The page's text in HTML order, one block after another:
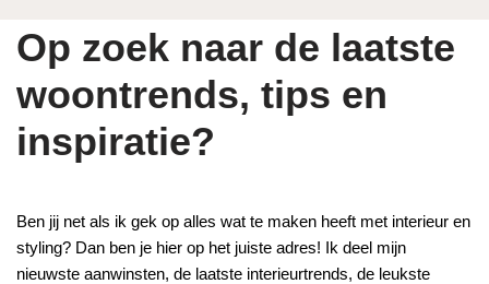
Op zoek naar de laatste
woontrends, tips en
inspiratie?
Ben jij net als ik gek op alles wat te maken heeft met interieur en
styling? Dan ben je hier op het juiste adres! Ik deel mijn
nieuwste aanwinsten, de laatste interieurtrends, de leukste